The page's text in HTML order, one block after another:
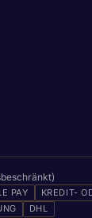
PAY
KREDIT-
DHL